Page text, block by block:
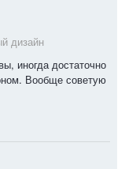
дизайн
иногда достаточно
Вообще советую